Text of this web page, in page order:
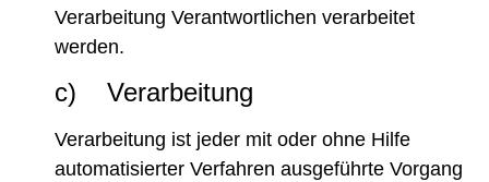
Verarbeitung Verantwortlichen verarbeitet
werden.
c) Verarbeitung
Verarbeitung ist jeder mit oder ohne Hilfe
automatisierter Verfahren ausgeführte Vorgang